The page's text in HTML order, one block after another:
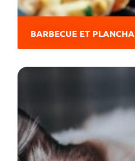
BARBECUE ET PLANCHA